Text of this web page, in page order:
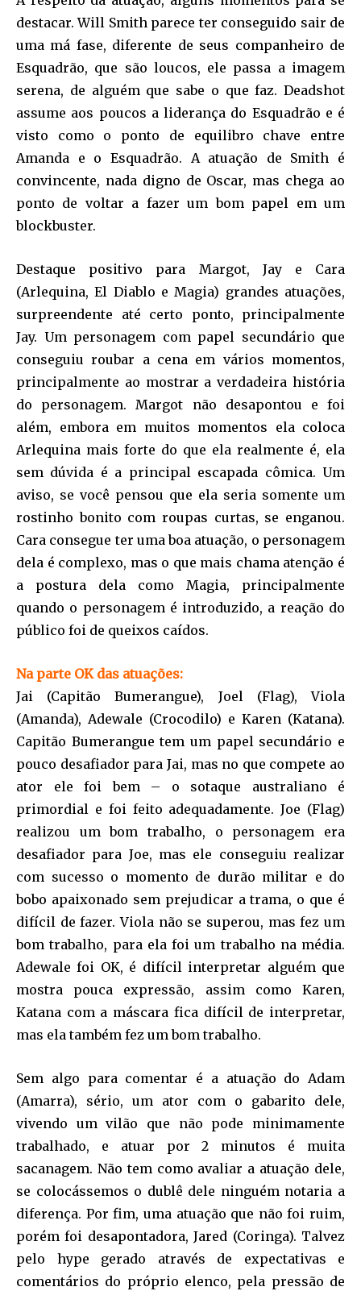
destacar. Will Smith parece ter conseguido sair de
uma má fase, diferente de seus companheiro de
Esquadrão, que são loucos, ele passa a imagem
serena, de alguém que sabe o que faz. Deadshot
assume aos poucos a liderança do Esquadrão e é
visto como o ponto de equilibro chave entre
Amanda e o Esquadrão. A atuação de Smith é
convincente, nada digno de Oscar, mas chega ao
ponto de voltar a fazer um bom papel em um
blockbuster.
Destaque positivo para Margot, Jay e Cara
(Arlequina, El Diablo e Magia) grandes atuações,
surpreendente até certo ponto, principalmente
Jay. Um personagem com papel secundário que
conseguiu roubar a cena em vários momentos,
principalmente ao mostrar a verdadeira história
do personagem. Margot não desapontou e foi
além, embora em muitos momentos ela coloca
Arlequina mais forte do que ela realmente é, ela
sem dúvida é a principal escapada cômica. Um
aviso, se você pensou que ela seria somente um
rostinho bonito com roupas curtas, se enganou.
Cara consegue ter uma boa atuação, o personagem
dela é complexo, mas o que mais chama atenção é
a postura dela como Magia, principalmente
quando o personagem é introduzido, a reação do
público foi de queixos caídos.
Na parte OK das atuações:
Jai (Capitão Bumerangue), Joel (Flag), Viola
(Amanda), Adewale (Crocodilo) e Karen (Katana).
Capitão Bumerangue tem um papel secundário e
pouco desafiador para Jai, mas no que compete ao
ator ele foi bem – o sotaque australiano é
primordial e foi feito adequadamente. Joe (Flag)
realizou um bom trabalho, o personagem era
desafiador para Joe, mas ele conseguiu realizar
com sucesso o momento de durão militar e do
bobo apaixonado sem prejudicar a trama, o que é
difícil de fazer. Viola não se superou, mas fez um
bom trabalho, para ela foi um trabalho na média.
Adewale foi OK, é difícil interpretar alguém que
mostra pouca expressão, assim como Karen,
Katana com a máscara fica difícil de interpretar,
mas ela também fez um bom trabalho.
Sem algo para comentar é a atuação do Adam
(Amarra), sério, um ator com o gabarito dele,
vivendo um vilão que não pode minimamente
trabalhado, e atuar por 2 minutos é muita
sacanagem. Não tem como avaliar a atuação dele,
se colocássemos o dublê dele ninguém notaria a
diferença. Por fim, uma atuação que não foi ruim,
porém foi desapontadora, Jared (Coringa). Talvez
pelo hype gerado através de expectativas e
comentários do próprio elenco, pela pressão de